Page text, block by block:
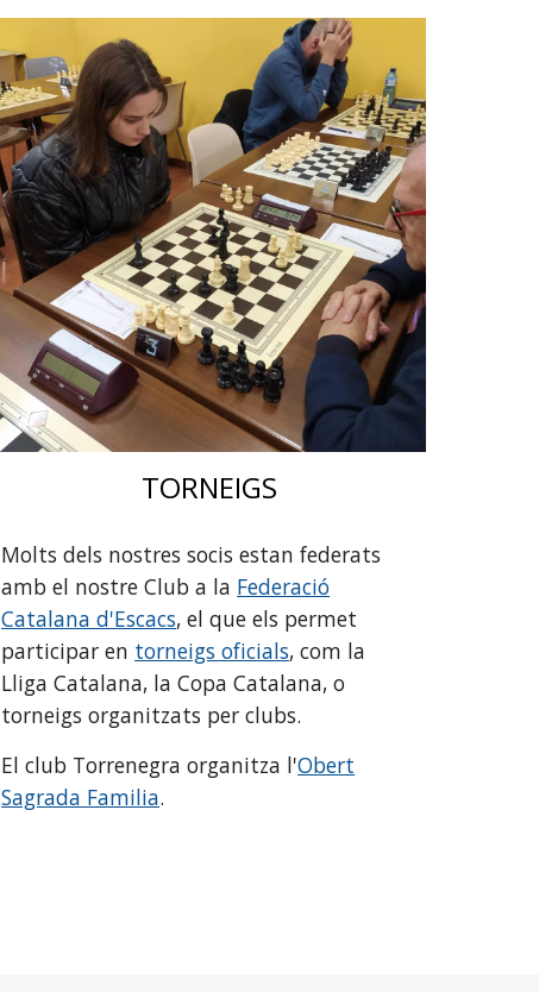
TORNEIGS
Molts dels nostres socis estan federats
amb el nostre Club a la Federació
Catalana d'Escacs, el que els permet
participar en torneigs oficials, com la
Lliga Catalana, la Copa Catalana, o
torneigs organitzats per clubs.
El club Torrenegra organitza l'Obert
Sagrada Familia.